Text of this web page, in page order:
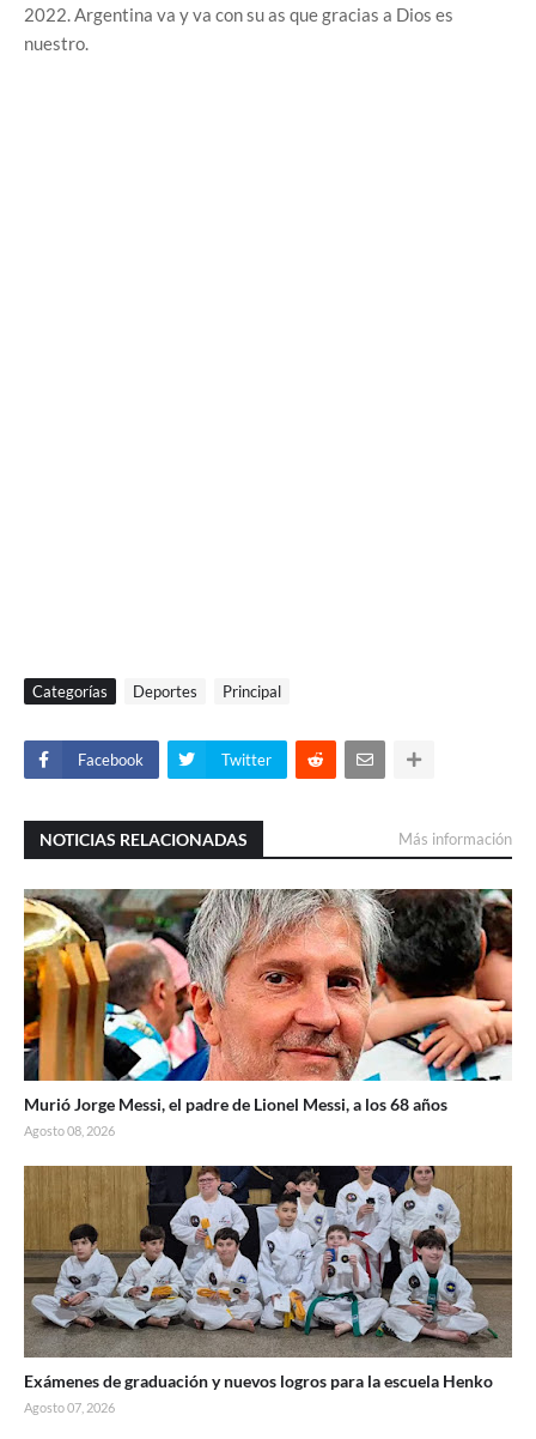
2022. Argentina va y va con su as que gracias a Dios es
nuestro.
Categorías Deportes Principal
Facebook Twitter
NOTICIAS RELACIONADAS Más información
Murió Jorge Messi, el padre de Lionel Messi, a los 68 años
Agosto 08, 2026
Exámenes de graduación y nuevos logros para la escuela Henko
Agosto 07, 2026